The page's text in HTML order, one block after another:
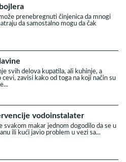
prenebregnuti činjenica da mnogi
da samostalno mogu da čak
svih delova kupatila, ali kuhinje, a
zavisi kako od toga na koji način su
vodoinstalater
svakom makar jednom dogodilo da se u
ili kući javio problem u vezi sa...